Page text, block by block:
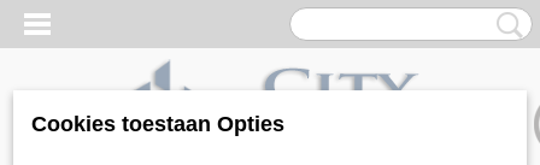
Cookies toestaan Opties